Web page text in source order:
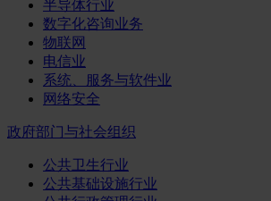
半导体行业
数字化咨询业务
物联网
电信业
系统、服务与软件业
网络安全
政府部门与社会组织
公共卫生行业
公共基础设施行业